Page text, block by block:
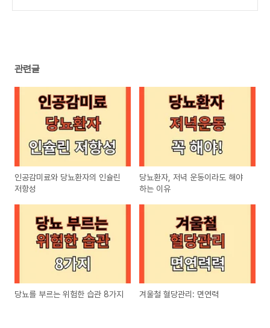
관련글
인공감미료와 당뇨환자의 인슐린
저항성
당뇨환자, 저녁 운동이라도 해야
하는 이유
당뇨를 부르는 위험한 습관 8가지 겨울철 혈당관리: 면연력